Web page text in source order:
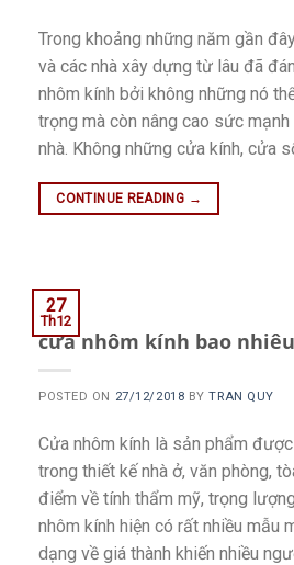
Trong khoảng những năm gần
và các nhà xây dựng từ lâu đã
nhôm kính bởi không những nó
trọng mà còn nâng cao sức
nhà. Không những cửa kính, cửa
CONTINUE READING →
cửa nhôm kính bao
POSTED ON 27/12/2018 BYTRAN QUY
27
Th12
Cửa nhôm kính là sản phẩm
trong thiết kế nhà ở, văn phòng,
điểm về tính thẩm mỹ, trọng
nhôm kính hiện có rất nhiều mẫu
dạng về giá thành khiến nhiều